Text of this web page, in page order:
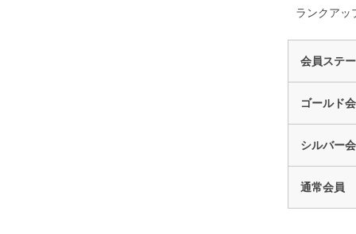
ランクアッ
会員ステ
ゴールド
シルバー
通常会員